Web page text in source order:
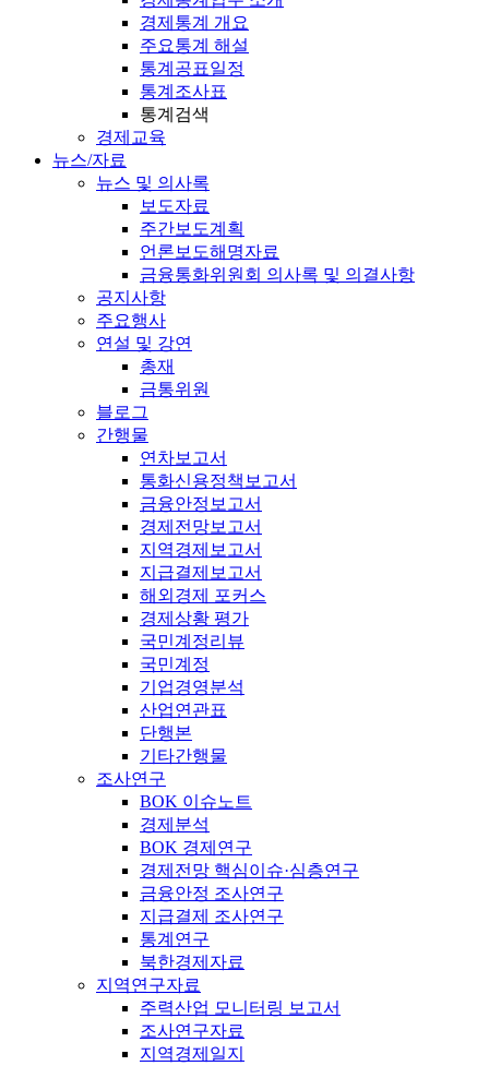
경제통계 개요
주요통계 해설
통계공표일정
통계조사표
통계검색
경제교육
뉴스/자료
뉴스 및 의사록
보도자료
주간보도계획
언론보도해명자료
금융통화위원회 의사록 및 의결사항
공지사항
주요행사
연설 및 강연
총재
금통위원
블로그
간행물
연차보고서
통화신용정책보고서
금융안정보고서
경제전망보고서
지역경제보고서
지급결제보고서
해외경제 포커스
경제상황 평가
국민계정리뷰
국민계정
기업경영분석
산업연관표
단행본
기타간행물
조사연구
BOK 이슈노트
경제분석
BOK 경제연구
경제전망 핵심이슈·심층연구
금융안정 조사연구
지급결제 조사연구
통계연구
북한경제자료
지역연구자료
주력산업 모니터링 보고서
조사연구자료
지역경제일지